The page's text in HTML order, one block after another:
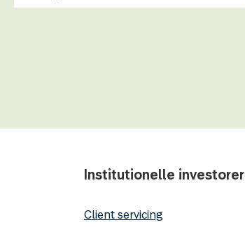
Institutionelle investorer
Client servicing